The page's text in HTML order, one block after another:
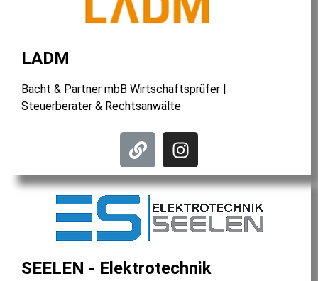
LADM
Bacht & Partner mbB Wirtschaftsprüfer |
Steuerberater & Rechtsanwälte
SEELEN - Elektrotechnik